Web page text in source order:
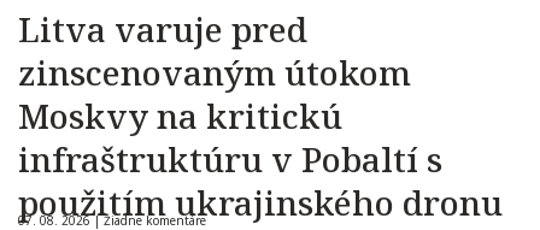
Litva varuje pred
zinscenovaným útokom
Moskvy na kritickú
infraštruktúru v Pobaltí s
použitím ukrajinského dronu
07. 08. 2026 |Žiadne komentáre